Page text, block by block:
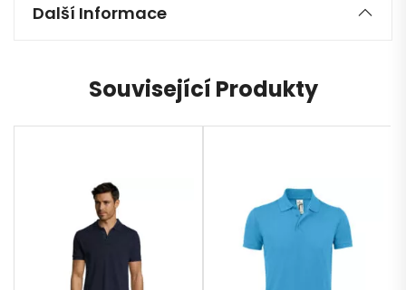
Další Informace
Související Produkty